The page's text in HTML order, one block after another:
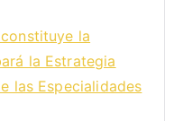
la
la Estrategia
las Especialidades